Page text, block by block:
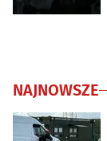
NAJNOWSZE